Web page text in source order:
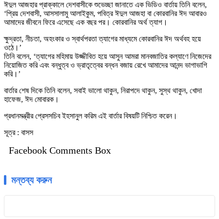
ঈদুল আজহার প্রাক্কালে দেশবাসীকে শুভেচ্ছা জানাতে এক ভিডিও বার্তায় তিনি বলেন,
‘প্রিয় দেশবাসী, আসসালামু আলাইকুম, পবিত্র ঈদুল আজহা বা কোরবানির ঈদ আবারও
আমাদের জীবনে ফিরে এসেছে এক বছর পর। কোরবানির অর্থ ত্যাগ।
ক্ষুদ্রতা, নীচতা, অহংকার ও স্বার্থপরতা ত্যাগের মাধ্যমে কোরবানির ঈদ অর্থবহ হয়ে
ওঠে।’
তিনি বলেন, ‘ত্যাগের মহিমায় উজ্জীবিত হয়ে আসুন আমরা মানবজাতির কল্যাণে নিজেদের
নিয়োজিত করি এবং বন্ধুত্ব ও ভ্রাতৃত্বের বন্ধন বজায় রেখে আমাদের আনন্দ ভাগাভাগি
করি।’
বার্তার শেষ দিকে তিনি বলেন, সবাই ভালো থাকুন, নিরাপদে থাকুন, সুস্থ থাকুন, খোদা
হাফেজ, ঈদ মোবারক।
প্রধানমন্ত্রীর প্রেসসচিব ইহসানুল করিম এই বার্তার বিষয়টি নিশ্চিত করেন।
সূত্র : বাসস
Facebook Comments Box
মন্তব্য করুন